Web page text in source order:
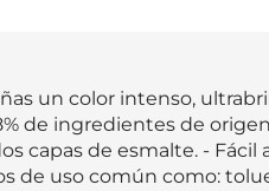
un color intenso,
de ingredientes de
capas de esmalte. - Fácil
de uso común como: